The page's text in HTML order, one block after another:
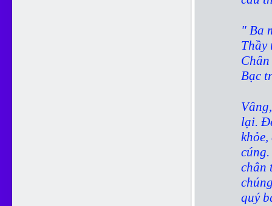
" Ba
Thầy
Bạc
lại.
chân
quý